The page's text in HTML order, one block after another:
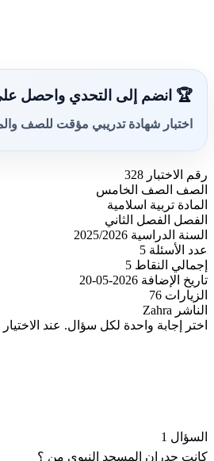
🏆 انضم إلى التحدي واحصل
اختبار شهادة تدريبي مؤقت للصف
رقم الاختبار 328
الصف الصف الخامس
المادة تربية اسلامية
الفصل الفصل الثاني
السنة الدراسية 2025/2026
عدد الأسئلة 5
إجمالي النقاط 5
تاريخ الإضافة 2026-05-20
الزيارات 76
الناشر Zahra
اختر إجابة واحدة لكل سؤال. عند
السؤال 1
كانت جدران المسجد النبوي من ؟